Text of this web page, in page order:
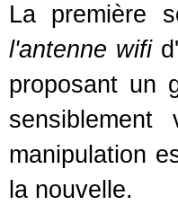
La première
l'antenne wifi
proposant un
manipulation
la nouvelle.